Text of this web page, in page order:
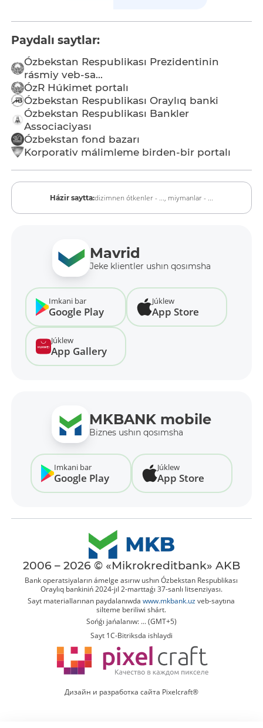
Paydalı saytlar:
Ózbekstan Respublikası Prezidentinin
rásmiy veb-sa...
ÓzR Húkimet portalı
Ózbekstan Respublikası Oraylıq banki
Ózbekstan Respublikası Bankler
Associaciyası
Ózbekstan fond bazarı
Korporativ málimleme birden-bir portalı
Házir saytta:dizimnen ótkenler - ..., miymanlar - ...
Mavrid
Jeke klientler ushın qosımsha
Imkani bar
Google Play
Júklew
App Store
Júklew
App Gallery
MKBANK mobile
Biznes ushın qosımsha
Imkani bar
Google Play
Júklew
App Store
2006 – 2026 © «Mikrokreditbank» AKB
Bank operatsiyaların ámelge asırıw ushın Ózbekstan Respublikası
Oraylıq bankiniń 2024-jıl 2-marttaǵı 37-sanlı litsenziyası.
Sayt materiallarınan paydalanıwdawww.mkbank.uz veb-saytına
silteme beriliwi shárt.
Sońǵı jańalanıw: ... (GMT+5)
Sayt 1C-Bitriksda ishlaydi
Дизайн и разработка сайта Pixelcraft®